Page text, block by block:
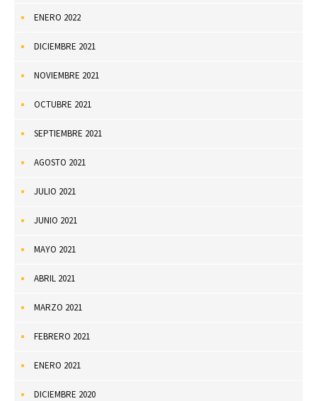
ENERO 2022
DICIEMBRE 2021
NOVIEMBRE 2021
OCTUBRE 2021
SEPTIEMBRE 2021
AGOSTO 2021
JULIO 2021
JUNIO 2021
MAYO 2021
ABRIL 2021
MARZO 2021
FEBRERO 2021
ENERO 2021
DICIEMBRE 2020